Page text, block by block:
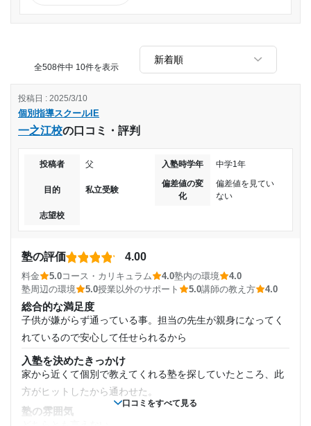
生徒みんなが本気で取り組んでいたので、自習スペースなど
を上手く活用することが出来た
料金のことなど気にせず通っていたが、高校合格後に塾の料
金を聞いた時にその値段に見合った価値があったかと考え直
すとそうは思えなかった。解説はほぼ答えを読み上げるだけ
と少し思った。
4万円は高いと感じた。個別指導と言っても、ワンツーマン
ではなく、ほかの子と同時に授業を進めていく感じである。
高すぎると思います。大学生チューターなので、質も保証さ
全508件中 10件を表示
口コミをすべて見る
個別指導スクールIE
一之江校の口コミ・評判
投稿日 : 2025/3/10
投稿者 父 入塾時学年 中学1年
目的 私立受験
偏差値の変
化
偏差値を見てい
ない
志望校
塾の評価 4.00
料金 5.0コース・カリキュラム 4.0塾内の環境
4.0
塾周辺の環境
5.0授業以外のサポート 5.0講師の教え方 4.0
総合的な満足度
子供が嫌がらず通っている事。担当の先生が親身になってく
れているので安心して任せられるから
入塾を決めたきっかけ
家から近くて個別で教えてくれる塾を探していたところ、此
方がヒットしたから通わせた。
塾の雰囲気